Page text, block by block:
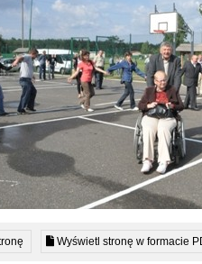
Wyświetl stronę w formacie